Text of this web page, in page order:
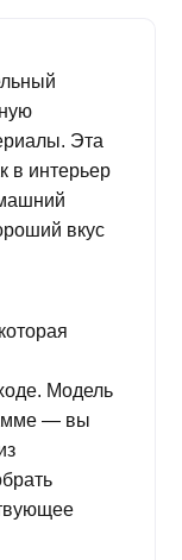
Эта
в интерьер
вкус
Модель
— вы